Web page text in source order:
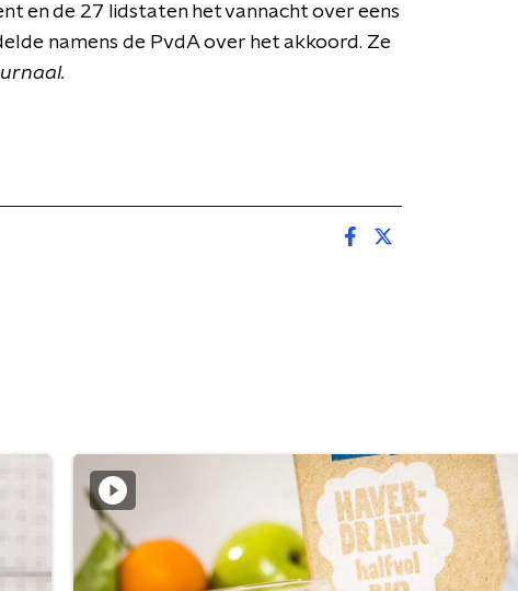
en de 27 lidstaten het vannacht over eens
namens de PvdA over het akkoord. Ze